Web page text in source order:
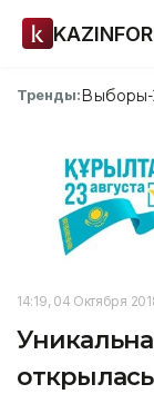
Тренды:Выборы-
14:19, 04 Октября